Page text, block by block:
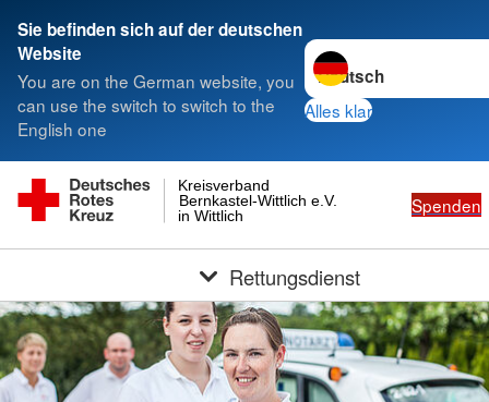
Sie befinden sich auf der deutschen
Website
You are on the German website, you
can use the switch to switch to the
English one
Sprache wechseln zu
Alles klar
in Wittlich
Bernkastel-Wittlich e.V.
Kreisverband
Spenden
Rettungsdienst